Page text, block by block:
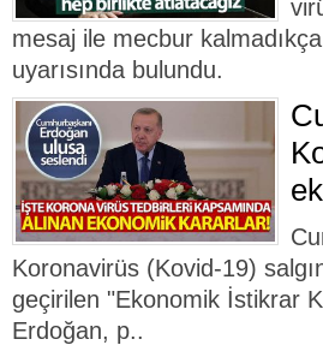
mesaj ile mecbur kalmadıkça
uyarısında bulundu.
Koronavirüs (Kovid-19)
geçirilen "Ekonomik İstikrar
Erdoğan, p..